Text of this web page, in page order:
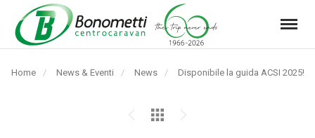
Automarket
Bonometti
Menu
Home News & Eventi News
Pagina
Disponibile la guida ACSI 2025!